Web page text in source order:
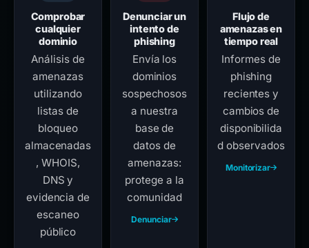
Comprobar
cualquier
dominio
Análisis de
amenazas
utilizando
listas de
bloqueo
almacenadas
, WHOIS,
DNS y
evidencia de
escaneo
público
Denunciar un
intento de
phishing
Envía los
dominios
sospechosos
a nuestra
base de
datos de
amenazas:
protege a la
comunidad
Denunciar
Flujo de
amenazas en
tiempo real
Informes de
phishing
recientes y
cambios de
disponibilida
d observados
Monitorizar